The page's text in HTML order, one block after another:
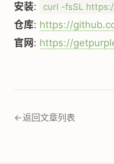
安装: curl -fsSL
仓库: https://
官网 : https://
←返回文章列表